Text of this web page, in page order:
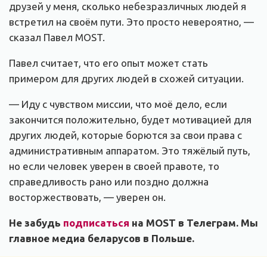
друзей у меня, сколько небезразличных людей я
встретил на своём пути. Это просто невероятно, —
сказал Павел MOST.
Павел считает, что его опыт может стать
примером для других людей в схожей ситуации.
— Иду с чувством миссии, что моё дело, если
закончится положительно, будет мотивацией для
других людей, которые борются за свои права с
административным аппаратом. Это тяжёлый путь,
но если человек уверен в своей правоте, то
справедливость рано или поздно должна
восторжествовать, — уверен он.
Не забудь подписаться на MOST в Телеграм. Мы
главное медиа беларусов в Польше.